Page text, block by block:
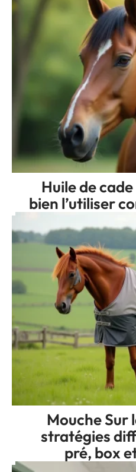
Huile de
bien l’utiliser
Mouche Sur
stratégies
pré, box